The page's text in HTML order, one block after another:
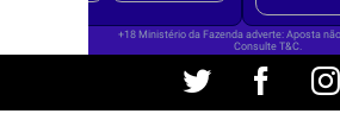
Twitter